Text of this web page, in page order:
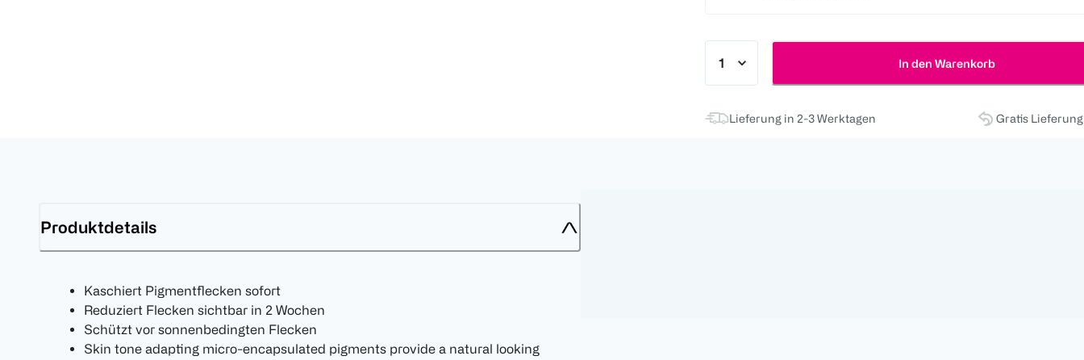
In den Warenkorb
Lieferung in 2-3 Werktagen Gratis
Produktdetails
Kaschiert Pigmentflecken sofort
Reduziert Flecken sichtbar in 2 Wochen
Schützt vor sonnenbedingten Flecken
Skin tone adapting micro-encapsulated pigments provide a natural looking